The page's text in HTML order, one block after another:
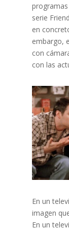
serie
en
embargo,
con
con las
En un
imagen
En un